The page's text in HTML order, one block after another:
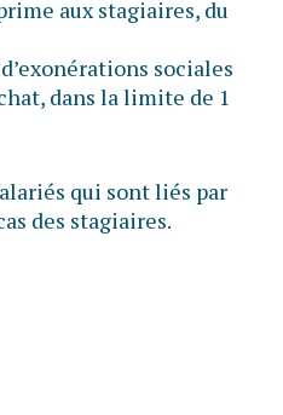
aux stagiaires, du
sociales
dans la limite de 1
qui sont liés par
des stagiaires.